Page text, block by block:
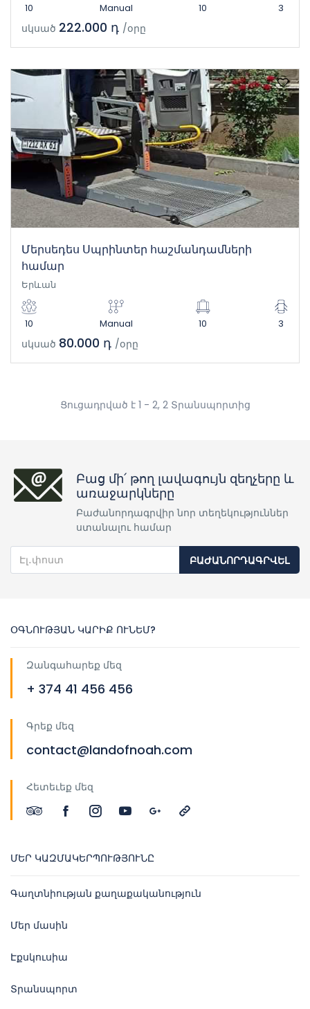
10 Manual 10 3
սկսած 222.000 դ /օրը
Մերսեդես Սպրինտեր հաշմանդամների
համար
Երևան
10 Manual 10 3
սկսած 80.000 դ /օրը
Ցուցադրված է 1 - 2, 2 Տրանսպորտից
Բաց մի՛ թող լավագույն զեղչերը և
առաջարկները
Բաժանորդագրվիր նոր տեղեկություններ
ստանալու համար
ԲԱԺԱՆՈՐԴԱԳՐՎԵԼ
ՕԳՆՈՒԹՅԱՆ ԿԱՐԻՔ ՈՒՆԵՄ?
Զանգահարեք մեզ
+ 374 41 456 456
Գրեք մեզ
contact@landofnoah.com
Հետեւեք մեզ
ՄԵՐ ԿԱԶՄԱԿԵՐՊՈՒԹՅՈՒՆԸ
Գաղտնիության քաղաքականություն
Մեր մասին
Էքսկուսիա
Տրանսպորտ